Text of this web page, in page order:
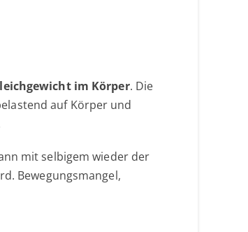
im Körper. Die
auf Körper und
mit selbigem wieder der
Bewegungsmangel,